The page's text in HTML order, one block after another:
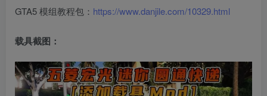
GTA5 模组教程包： https://www.danjile.com/10329.html
载具截图：